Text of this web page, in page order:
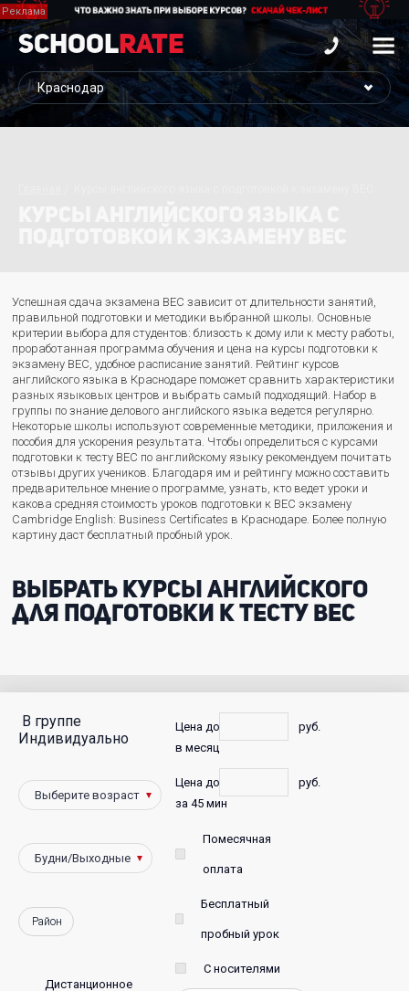
School Rate
Успешная сдача экзамена BEC зависит от длительности занятий,
правильной подготовки и методики выбранной школы. Основные
критерии выбора для студентов: близость к дому или к месту работы,
проработанная программа обучения и цена на курсы подготовки к
экзамену BEC, удобное расписание занятий. Рейтинг курсов
английского языка в Краснодаре поможет сравнить характеристики
разных языковых центров и выбрать самый подходящий. Набор в
группы по знание делового английского языка ведется регулярно.
Некоторые школы используют современные методики, приложения и
пособия для ускорения результата. Чтобы определиться с курсами
подготовки к тесту BEC по английскому языку рекомендуем почитать
отзывы других учеников. Благодаря им и рейтингу можно составить
предварительное мнение о программе, узнать, кто ведет уроки и
какова средняя стоимость уроков подготовки к BEC экзамену
Cambridge English: Business Certificates в Краснодаре. Более полную
картину даст бесплатный пробный урок.
Выбрать курсы английского
для подготовки к тесту BEC
В группе
Индивидуально
Район
Дистанционное
Цена до
руб.
в месяц
Цена до
руб.
за 45 мин
Помесячная
оплата
Бесплатный
пробный урок
С носителями
С
Победители